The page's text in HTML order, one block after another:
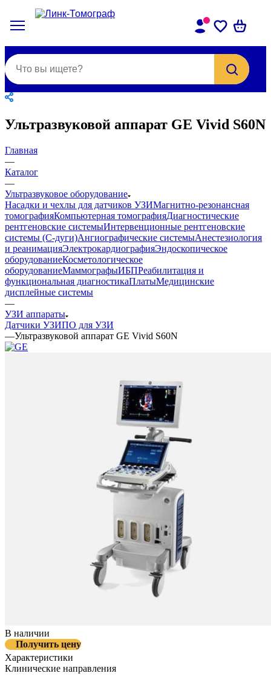
Ультразвуковой аппарат GE Vivid S60N
Главная
—
Каталог
—
Ультразвуковое оборудование
Насадки и чехлы для датчиков УЗИМагнитно-резонансная
томографияКомпьютерная томографияДиагностические
рентгеновские системыИнтервенционные рентгеновские
системы (С-дуги)Ангиографические системыАнестезиология
и реанимацияЭлектрокардиографияЭндоскопическое
оборудованиеКосметологическое
оборудованиеМаммографыИБПРеабилитация и
функциональная диагностикаПлатыМедицинские
дисплейные системы
—
УЗИ аппараты
Датчики УЗИПО для УЗИ
—Ультразвуковой аппарат GE Vivid S60N
В наличии
Получить цену
Характеристики
Клинические направления